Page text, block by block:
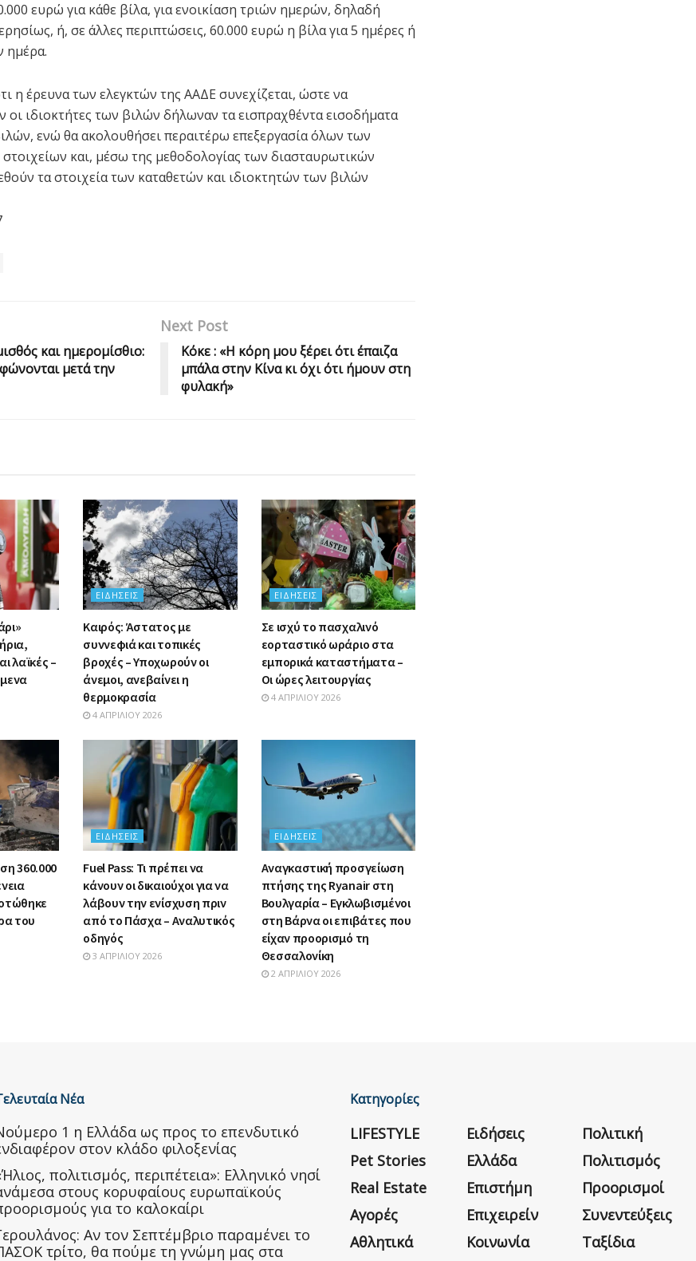
ευρώ για κάθε βίλα, για ενοικίαση τριών ημερών, δηλαδή
ή, σε άλλες περιπτώσεις, 60.000 ευρώ η βίλα για 5 ημέρες ή
ημέρα.
η έρευνα των ελεγκτών της ΑΑΔΕ συνεχίζεται, ώστε να
οι ιδιοκτήτες των βιλών δήλωναν τα εισπραχθέντα εισοδήματα
ενώ θα ακολουθήσει περαιτέρω επεξεργασία όλων των
και, μέσω της μεθοδολογίας των διασταυρωτικών
τα στοιχεία των καταθετών και ιδιοκτητών των βιλών
και ημερομίσθιο:
μετά την
Next Post
Κόκε : «Η κόρη μου ξέρει ότι έπαιζα
μπάλα στην Κίνα κι όχι ότι ήμουν στη
φυλακή»
λαϊκές –
ΕΙΔΉΣΕΙΣ
Καιρός: Άστατος με
συννεφιά και τοπικές
βροχές – Υποχωρούν οι
άνεμοι, ανεβαίνει η
θερμοκρασία
4 ΑΠΡΙΛΊΟΥ 2026
ΕΙΔΉΣΕΙΣ
Σε ισχύ το πασχαλινό
εορταστικό ωράριο στα
εμπορικά καταστήματα –
Οι ώρες λειτουργίας
4 ΑΠΡΙΛΊΟΥ 2026
360.000
του
ΕΙΔΉΣΕΙΣ
Fuel Pass: Τι πρέπει να
κάνουν οι δικαιούχοι για να
λάβουν την ενίσχυση πριν
από το Πάσχα – Αναλυτικός
οδηγός
3 ΑΠΡΙΛΊΟΥ 2026
ΕΙΔΉΣΕΙΣ
Αναγκαστική προσγείωση
πτήσης της Ryanair στη
Βουλγαρία – Εγκλωβισμένοι
στη Βάρνα οι επιβάτες που
είχαν προορισμό τη
Θεσσαλονίκη
2 ΑΠΡΙΛΊΟΥ 2026
Νέα
1 η Ελλάδα ως προς το επενδυτικό
στον κλάδο φιλοξενίας
πολιτισμός, περιπέτεια»: Ελληνικό νησί
στους κορυφαίους ευρωπαϊκούς
για το καλοκαίρι
Αν τον Σεπτέμβριο παραμένει το
τρίτο, θα πούμε τη γνώμη μας στα
Κατηγορίες
LIFESTYLE
Pet Stories
Real Estate
Αγορές
Αθλητικά
Ειδήσεις
Ελλάδα
Επιστήμη
Επιχειρείν
Κοινωνία
Πολιτική
Πολιτισμός
Προορισμοί
Συνεντεύξεις
Ταξίδια